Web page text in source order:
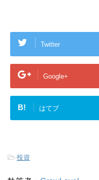
Twitter
Google+
B! はてブ
-投資